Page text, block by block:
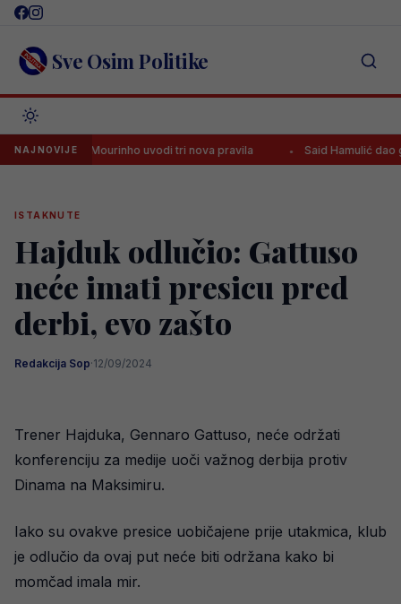
Skip
content Sve Osim Politike
NAJNOVIJE
u Realu, Mourinho uvodi tri nova pravila Said Hamulić dao gol
ISTAKNUTE
Hajduk odlučio: Gattuso
neće imati presicu pred
derbi, evo zašto
Redakcija Sop·12/09/2024
Trener Hajduka, Gennaro Gattuso, neće održati
konferenciju za medije uoči važnog derbija protiv
Dinama na Maksimiru.
Iako su ovakve presice uobičajene prije utakmica, klub
je odlučio da ovaj put neće biti održana kako bi
momčad imala mir.